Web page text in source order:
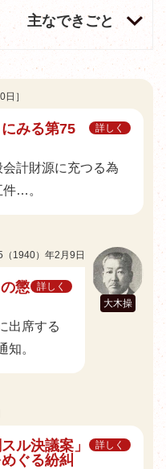
主なできごと
約調印
戦布告）
公職追放を指令
選挙（大日本帝国憲法下最後
る
］
にみる第75
詳しく
計財源に充つる為
…。
大木操
（1940）年2月9日
懲
詳しく
出席する
知。
ル決議案」
ぐる紛糾
詳しく